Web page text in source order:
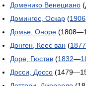
Доменико Венециано
Домингес, Оскар (1906
Домье, Оноре
Донген, Кеес ван (1877
Доре, Гюстав (1832—
Досси, Доссо